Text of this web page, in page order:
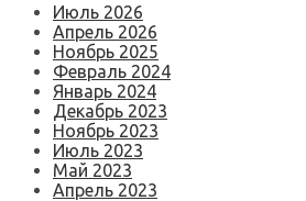
Июль 2026
Апрель 2026
Ноябрь 2025
Февраль 2024
Январь 2024
Декабрь 2023
Ноябрь 2023
Июль 2023
Май 2023
Апрель 2023